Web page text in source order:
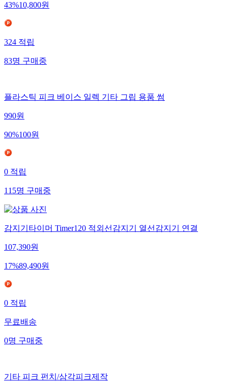
43%10,800원
324 적립
83명 구매중
플라스틱 피크 베이스 일렉 기타 그립 용품 썸
990원
90%100원
0적립
115명구매중
감지기타이머 Timer120 적외선감지기 열선감지기 연결
107,390원
17%89,490원
0적립
무료배송
0명구매중
기타 피크 펀치/삼각피크제작